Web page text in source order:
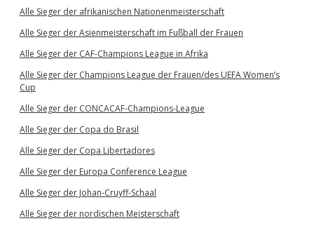
Alle Sieger der afrikanischen Nationenmeisterschaft
Alle Sieger der Asienmeisterschaft im Fußball der Frauen
Alle Sieger der CAF-Champions League in Afrika
Alle Sieger der Champions League der Frauen/des UEFA Women’s
Cup
Alle Sieger der CONCACAF-Champions-League
Alle Sieger der Copa do Brasil
Alle Sieger der Copa Libertadores
Alle Sieger der Europa Conference League
Alle Sieger der Johan-Cruyff-Schaal
Alle Sieger der nordischen Meisterschaft